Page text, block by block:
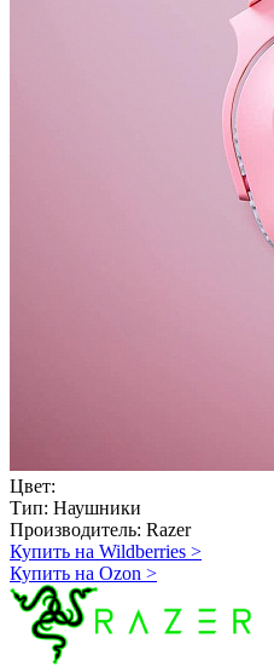
Цвет:
Тип: Наушники
Производитель: Razer
Купить на Wildberries >
Купить на Ozon >